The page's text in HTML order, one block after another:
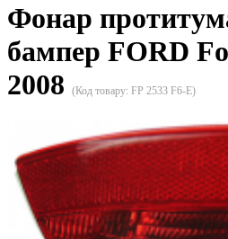
Фонар
бампер FORD
2008
(Код товару: FP 2533 F6-E)